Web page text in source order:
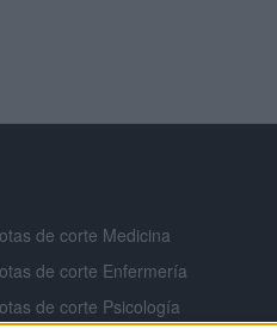
de corte Medicina
de corte Enfermería
de corte Psicología